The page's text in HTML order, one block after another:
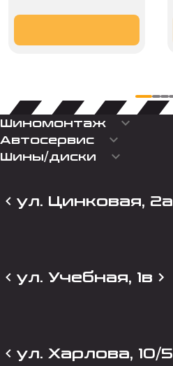
Шиномонтаж keyboard_arrow_down
Автосервис keyboard_arrow_down
Шины/диски keyboard_arrow_down
ул. Цинковая, 2а
ул. Учебная, 1в
ул. Харлова, 10/5